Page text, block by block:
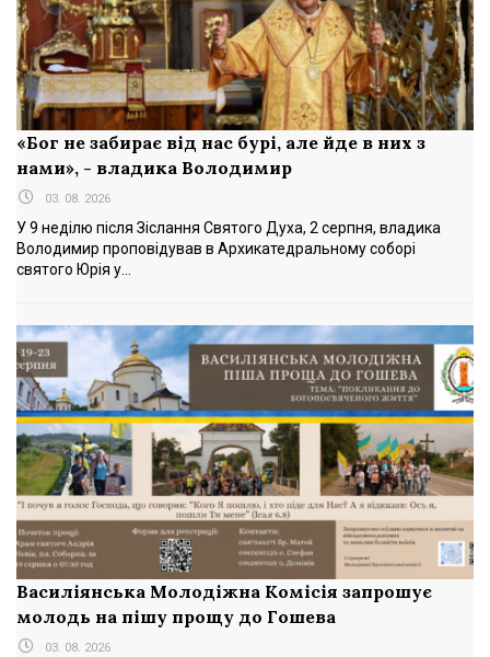
«Бог не забирає від нас бурі, але йде в них з
нами», - владика Володимир
03. 08. 2026
У 9 неділю після Зіслання Святого Духа, 2 серпня, владика
Володимир проповідував в Архикатедральному соборі
святого Юрія у...
Василіянська Молодіжна Комісія запрошує
молодь на пішу прощу до Гошева
03. 08. 2026